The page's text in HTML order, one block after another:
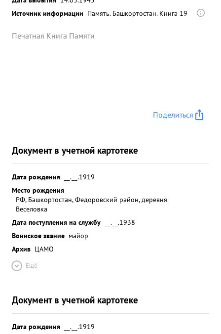
Штурмовыми действиями и бомбометанием
цистерн горючим 2,ж.д. вагонов 10 складов
мужество и героизм проявленный боях
работой эскадрильи товарищ ПАНТЕЛЬКИН
Источник информации Память. Башкортостан. Книга 19
Печатная Книга Памяти
Поделиться
Документ в учетной картотеке
Дата рождения
__.__.1919
Место рождения
РФ, Башкортостан, Федоровский район, деревня
Веселовка
Дата поступления на службу
__.__.1938
Воинское звание майор
Архив ЦАМО
Ещё
Документ в учетной картотеке
Дата рождения
__.__.1919